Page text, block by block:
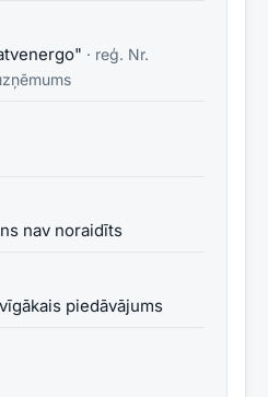
· reģ. Nr.
nav noraidīts
piedāvājums